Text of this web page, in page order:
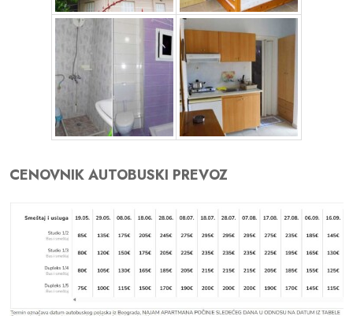
CENOVNIK AUTOBUSKI PREVOZ